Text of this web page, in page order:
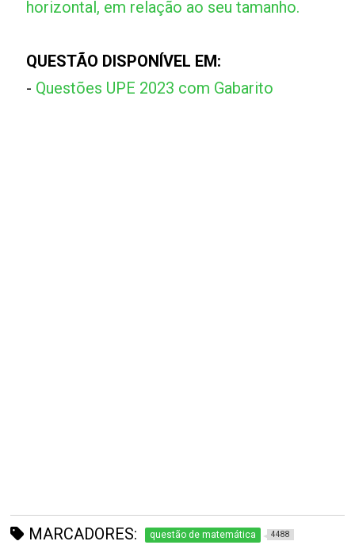
horizontal, em relação ao seu tamanho.
QUESTÃO DISPONÍVEL EM:
- Questões UPE 2023 com Gabarito
MARCADORES: questão de matemática 4488